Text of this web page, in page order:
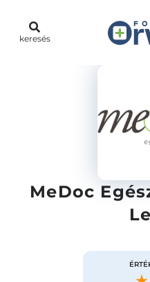
keresés
MeDoc